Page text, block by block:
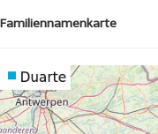
Familiennamenkarte